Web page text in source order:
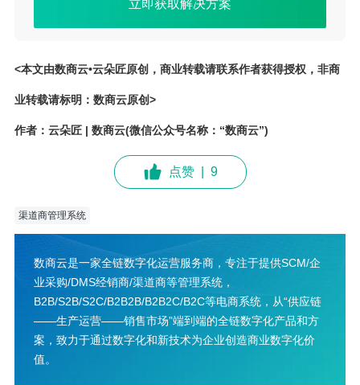
立即获取解决方案
<本文由数商云•云朵匠原创，商业转载请联系作者获得授权，非商
业转载请标明：数商云原创>
作者：云朵匠 | 数商云(微信公众号名称：“数商云”)
点赞 9
渠道商管理系统
数商云是一家全链数字化运营服务商，专注于提供SCM/企
业采购/DMS经销商/渠道商等管理系统，
B2B/S2B/S2C/B2B2B/B2B2C/B2C等电商系统，从“供应链
——生产运营——销售市场”端到端的全链数字化产品和方
案，致力于通过数字化和新技术为企业创造商业数字化价
值。